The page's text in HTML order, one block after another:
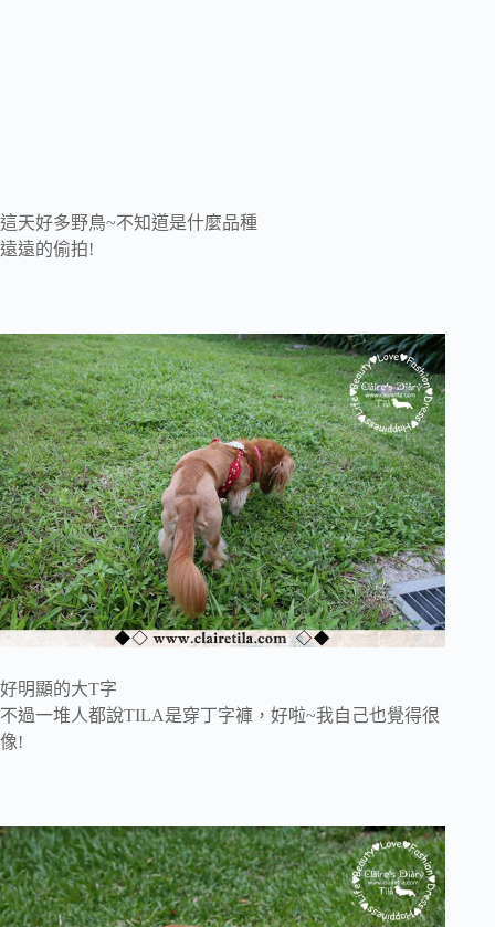
這天好多野鳥~不知道是什麼品種
遠遠的偷拍!
好明顯的大T字
不過一堆人都說TILA是穿丁字褲，好啦~我自己也覺得很
像!